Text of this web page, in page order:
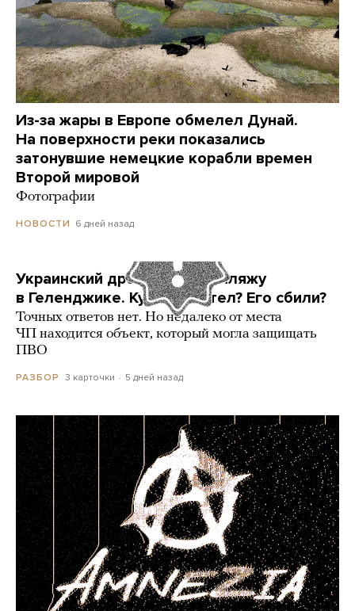
Из-за жары в Европе обмелел Дунай.
На поверхности реки показались
затонувшие немецкие корабли времен
Второй мировой
Фотографии
НОВОСТИ 6 дней назад
Украинский дрон попал по пляжу
в Геленджике. Куда он летел? Его сбили?
Точных ответов нет. Но недалеко от места
ЧП находится объект, который могла защищать
ПВО
РАЗБОР 3 карточки 5 дней назад